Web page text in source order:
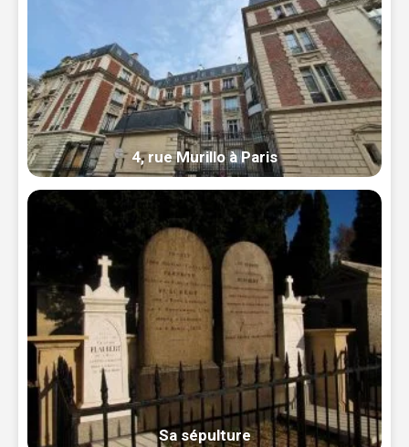
4, rue Murillo à Paris
Sa sépulture